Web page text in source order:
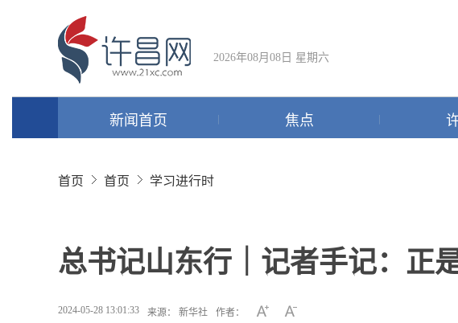
2026年08月08日 星期六
新闻首页 焦点
首页 首页 学习进行时
总书记山东行｜记者手记：正
2024-05-28 13:01:33 来源： 新华社 作者：